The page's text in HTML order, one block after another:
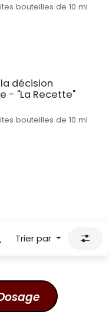
bouteilles de 10 ml
décision
- "La Recette"
bouteilles de 10 ml
Trier par